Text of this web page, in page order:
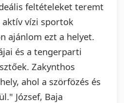
feltételeket teremt
aktív vízi sportok
ajánlom ezt a helyet.
és a tengerparti
Zakynthos
ahol a szörfözés és
József, Baja